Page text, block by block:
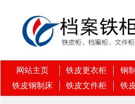
网站主页 铁皮更衣柜 钢
铁皮钢制床
铁皮文件柜 铁